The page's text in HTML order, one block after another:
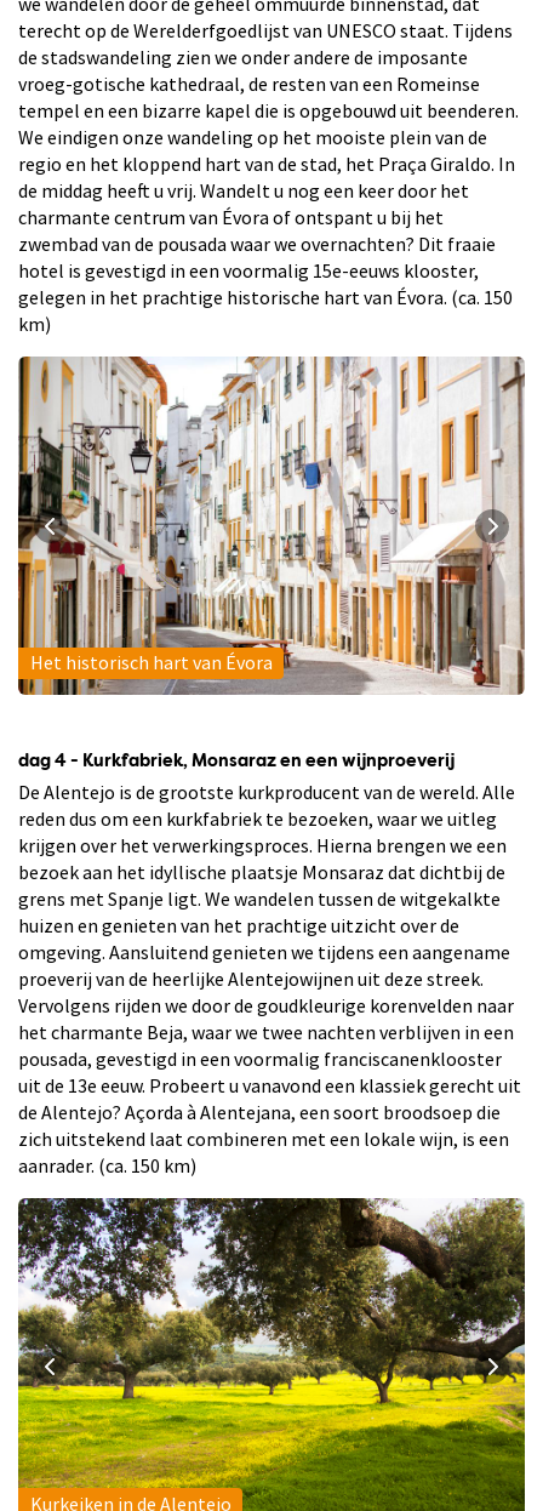
terecht op de Werelderfgoedlijst van UNESCO staat. Tijdens
de stadswandeling zien we onder andere de imposante
vroeg-gotische kathedraal, de resten van een Romeinse
tempel en een bizarre kapel die is opgebouwd uit beenderen.
We eindigen onze wandeling op het mooiste plein van de
regio en het kloppend hart van de stad, het Praça Giraldo. In
de middag heeft u vrij. Wandelt u nog een keer door het
charmante centrum van Évora of ontspant u bij het
zwembad van de pousada waar we overnachten? Dit fraaie
hotel is gevestigd in een voormalig 15e-eeuws klooster,
gelegen in het prachtige historische hart van Évora. (ca. 150
km)
Het historisch hart van Évora
dag 4 - Kurkfabriek, Monsaraz en een wijnproeverij
De Alentejo is de grootste kurkproducent van de wereld. Alle
reden dus om een kurkfabriek te bezoeken, waar we uitleg
krijgen over het verwerkingsproces. Hierna brengen we een
bezoek aan het idyllische plaatsje Monsaraz dat dichtbij de
grens met Spanje ligt. We wandelen tussen de witgekalkte
huizen en genieten van het prachtige uitzicht over de
omgeving. Aansluitend genieten we tijdens een aangename
proeverij van de heerlijke Alentejowijnen uit deze streek.
Vervolgens rijden we door de goudkleurige korenvelden naar
het charmante Beja, waar we twee nachten verblijven in een
pousada, gevestigd in een voormalig franciscanenklooster
uit de 13e eeuw. Probeert u vanavond een klassiek gerecht uit
de Alentejo? Açorda à Alentejana, een soort broodsoep die
zich uitstekend laat combineren met een lokale wijn, is een
aanrader. (ca. 150 km)
Kurkeiken in de Alentejo